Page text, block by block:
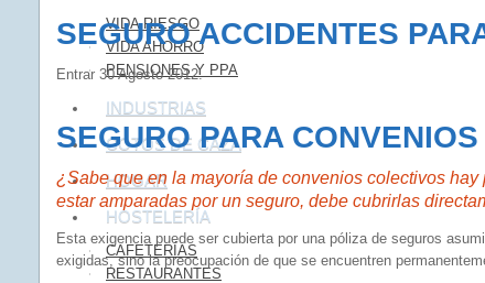
VIDA RIESGO
VIDA AHORRO
PENSIONES Y PPA
INDUSTRIAS
COTOS DE CAZA
HOGAR
HOSTELERÍA
CAFETERÍAS
RESTAURANTES
SEGURO ACCIDENTES
Entrar 30 Agosto 2012.
SEGURO PARA
¿Sabe que en la mayoría de convenios colectivos
estar amparadas por un seguro, debe cubrirlas
Esta exigencia puede ser cubierta por una póliza de seguros
exigidas, sino la preocupación de que se encuentren